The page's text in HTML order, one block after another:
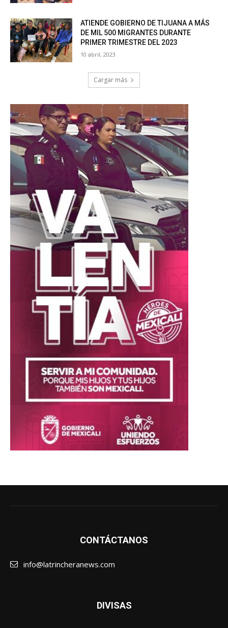
ATIENDE GOBIERNO DE TIJUANA A MÁS
DE MIL 500 MIGRANTES DURANTE
PRIMER TRIMESTRE DEL 2023
10 abril, 2023
Cargar más
CONTÁCTANOS
info@latrincheranews.com
DIVISAS